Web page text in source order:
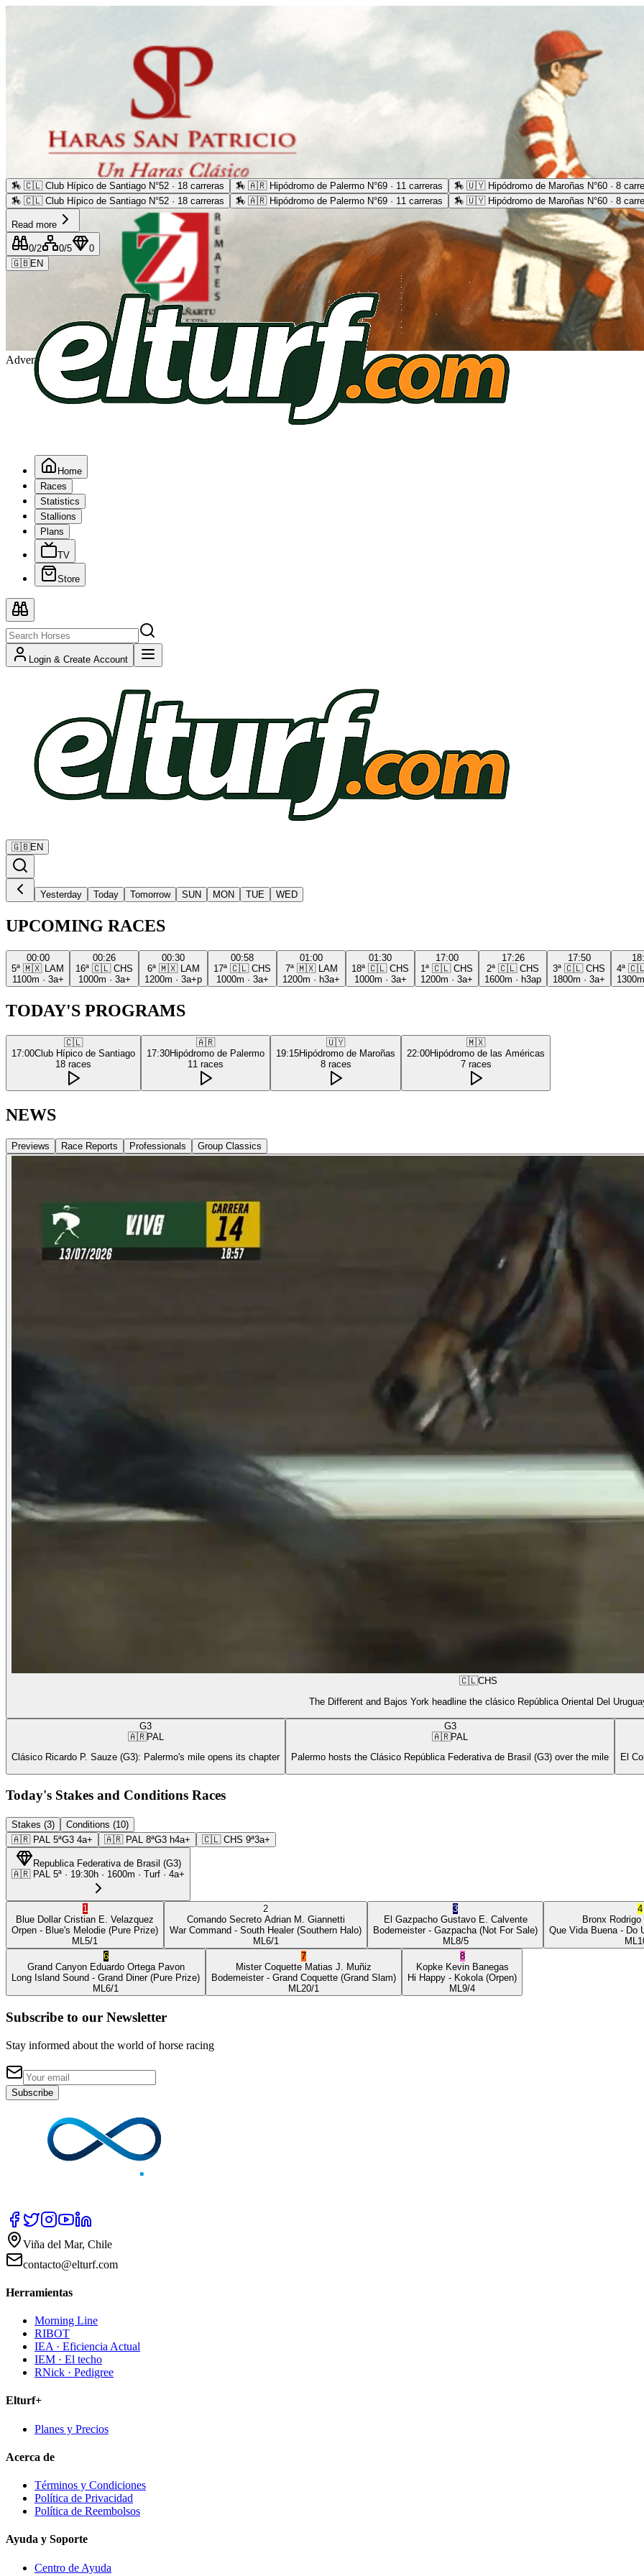
Advertising
🏇 🇨🇱 Club Hípico de Santiago N°52 · 18 carreras 🏇 🇦🇷 Hipódromo de Palermo N°69 · 11 carreras 🏇 🇺🇾 Hipódromo de Maroñas N°60 · 8
🏇 🇨🇱 Club Hípico de Santiago N°52 · 18 carreras 🏇 🇦🇷 Hipódromo de Palermo N°69 · 11 carreras 🏇 🇺🇾 Hipódromo de Maroñas N°60 · 8
Read more
0/2 0/5
0
🇬🇧EN
Home
Races
Statistics
Stallions
Plans
TV
Store
Login & Create Account
🇬🇧EN
Yesterday Today Tomorrow SUN MON TUE WED
UPCOMING RACES
00:00
5ª 🇲🇽
LAM
1100m · 3a+
00:26
16ª 🇨🇱 CHS
1000m · 3a+
00:30
6ª 🇲🇽
LAM
1200m · 3a+p
00:58
17ª 🇨🇱 CHS
1000m · 3a+
01:00
7ª 🇲🇽
LAM
1200m · h3a+
01:30
18ª 🇨🇱 CHS
1000m · 3a+
17:00
1ª 🇨🇱 CHS
1200m · 3a+
17:26
2ª 🇨🇱 CHS
1600m · h3ap
17:50
3ª 🇨🇱 CHS
1800m · 3a+
4ª
1300m
TODAY'S PROGRAMS
🇨🇱
17:00Club Hípico de Santiago
18 races
🇦🇷
17:30Hipódromo de Palermo
11 races
🇺🇾
19:15Hipódromo de Maroñas
8 races
🇲🇽
22:00Hipódromo de las Américas
7 races
NEWS
Previews Race Reports Professionals Group Classics
🇨🇱CHS
The Different and Bajos York headline the clásico República Oriental Del
G3
🇦🇷PAL
Clásico Ricardo P. Sauze (G3): Palermo's mile opens its chapter
G3
🇦🇷PAL
Palermo hosts the Clásico República Federativa de Brasil (G3) over the mile
El
Today's Stakes and Conditions Races
Stakes (3)
Conditions (10)
🇦🇷 PAL 5ªG3 4a+ 🇦🇷 PAL 8ªG3 h4a+ 🇨🇱 CHS 9ª3a+
Republica Federativa de Brasil (G3)
🇦🇷 PAL 5ª · 19:30h · 1600m · Turf · 4a+
1
Blue Dollar Cristian E. Velazquez
Orpen - Blue's Melodie (Pure Prize)
ML5/1
2
Comando Secreto Adrian M. Giannetti
War Command - South Healer(Southern Halo)
ML6/1
3
El Gazpacho Gustavo E. Calvente
Bodemeister- Gazpacha(Not For Sale)
ML8/5
4
Bronx
Que Vida Buena- Do
ML
6
Grand Canyon Eduardo Ortega Pavon
Long Island Sound - Grand Diner(Pure Prize)
ML6/1
7
Mister Coquette Matias J. Muñiz
Bodemeister- Grand Coquette (Grand Slam)
ML20/1
8
Kopke Kevin Banegas
Hi Happy - Kokola(Orpen)
ML9/4
Subscribe to our Newsletter
Stay informed about the world of horse racing
Subscribe
Viña del Mar, Chile
contacto@elturf.com
Herramientas
Morning Line
RIBOT
IEA · Eficiencia Actual
IEM · El techo
RNick · Pedigree
Elturf+
Planes y Precios
Acerca de
Términos y Condiciones
Política de Privacidad
Política de Reembolsos
Ayuda y Soporte
Centro de Ayuda